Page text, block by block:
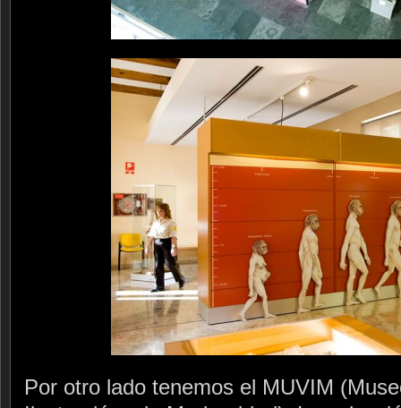
Por otro lado tenemos el MUVIM